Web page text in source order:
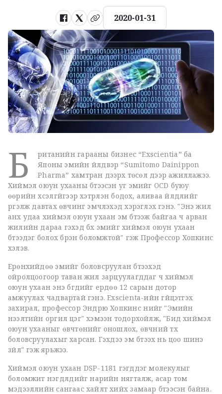
2020-01-31
Б
ританийн гарааны бизнес “Exscientia” ба
Японы эмийн үйлдвэр “Sumitomo Dainippon
Pharma” хамтран дээрх төсөл дээр ажиллажээ.
Хиймэл оюун ухааны бүтээсэн уг эмийг OCD буюу
өөрийн хүсэлгүйгээр хэтрүүлэн бодох, аливаа үйлдлийг
үргэлж давтах өвчинг эмчлэхэд хэрэглэх гэнэ. "Энэ жил
анх удаа хиймэл оюун ухаан эм бүтээж байгаа ч арван
жилийн дараа гэхэд бүх эмийг хиймэл оюун ухаан
бүтээдэг болох бүрэн боломжтой" гэж Профессор Хопкинс
хэлэв.
Ерөнхийдөө эмийг боловсруулан бүтээхэд
ойролцоогоор таван жил зарцуулагддаг ч хиймэл
оюун ухаан энэ бүгдийг ердөө 12 сарын дотор
амжуулах чадвартай гэнэ. Exscienta-ийн гүйцэтгэх
захирал, профессор Эндрю Хопкинс үүнийг "Эмийн
нээлтийн оргил цэг" хэмээн тодорхойлж, "Бид хиймэл
оюун ухааныг өвчтөнийг оношлох, өвчний түүх
боловсруулахыг харсан. Гэхдээ эм бүтээх нь цоо шинэ
зүйл" гэж ярьжээ.
Хиймэл оюун ухаан DSP-1181 гэгддэг молекулыг
боломжит нэгдлүүдийг нарийн нягталж, асар том
мэдээллийн сангаас хайлт хийх замаар бүтээсэн байна.